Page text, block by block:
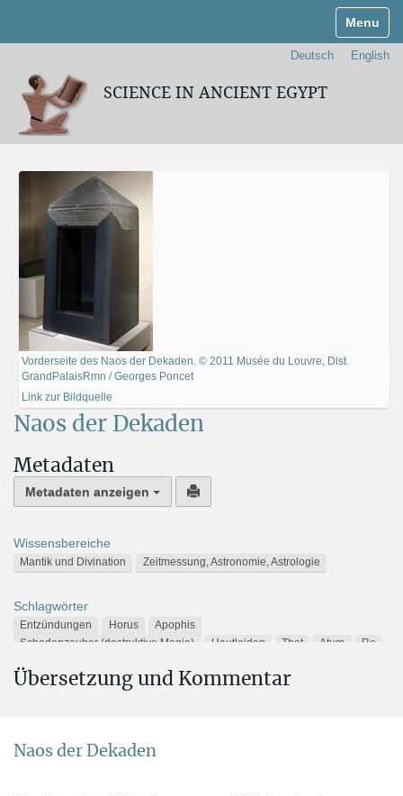
Deutsch English
SCIENCE IN ANCIENT EGYPT
Vorderseite des Naos der Dekaden. © 2011 Musée du Louvre, Dist.
GrandPalaisRmn / Georges Poncet
Link zur Bildquelle
Naos der Dekaden
Metadaten
Metadaten anzeigen
Wissensbereiche
Mantik und Divination Zeitmessung, Astronomie, Astrologie
Schlagwörter
Entzündungen Horus
Apophis
Schadenzauber (destruktive Magie)
Hautleiden Thot Atum
Re
Trismegistos TM 92346
Übersetzung und Kommentar
Naos der Dekaden